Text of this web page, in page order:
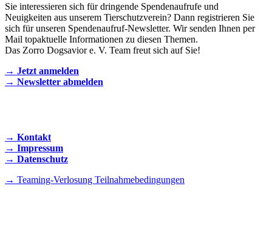
Sie interessieren sich für dringende Spendenaufrufe und
Neuigkeiten aus unserem Tierschutzverein? Dann registrieren Sie
sich für unseren Spendenaufruf-Newsletter. Wir senden Ihnen per
Mail topaktuelle Informationen zu diesen Themen.
Das Zorro Dogsavior e. V. Team freut sich auf Sie!
→ Jetzt anmelden
→ Newsletter abmelden
→ Kontakt
→ Impressum
→ Datenschutz
→ Teaming-Verlosung Teilnahmebedingungen